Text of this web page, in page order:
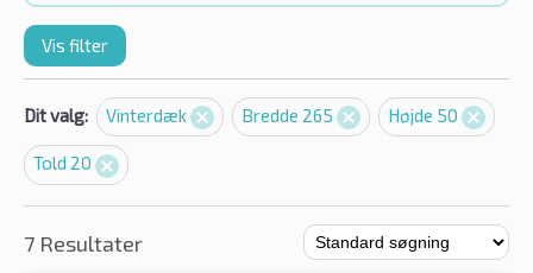
Vis filter
Dit valg: Vinterdæk Bredde 265 Højde 50
Told 20
7 Resultater